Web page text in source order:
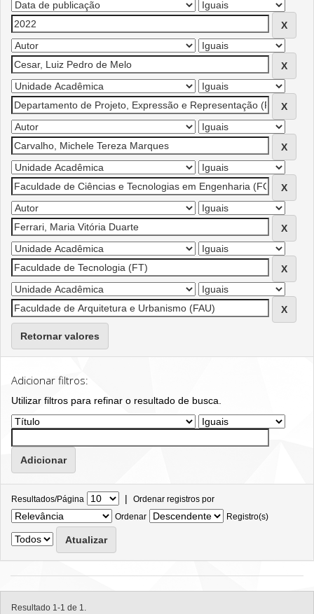
Retornar valores
Adicionar filtros:
Utilizar filtros para refinar o resultado de busca.
Resultados/Página | Ordenar registros por
Ordenar
Registro(s)
Resultado 1-1 de 1.